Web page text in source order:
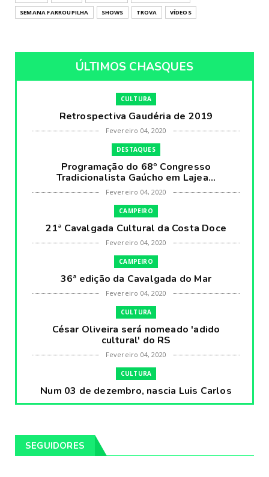
SEMANA FARROUPILHA
SHOWS TROVA VÍDEOS
ÚLTIMOS CHASQUES
CULTURA
Retrospectiva Gaudéria de 2019
Fevereiro 04, 2020
DESTAQUES
Programação do 68º Congresso
Tradicionalista Gaúcho em Lajea...
Fevereiro 04, 2020
CAMPEIRO
21ª Cavalgada Cultural da Costa Doce
Fevereiro 04, 2020
CAMPEIRO
36ª edição da Cavalgada do Mar
Fevereiro 04, 2020
CULTURA
César Oliveira será nomeado 'adido
cultural' do RS
Fevereiro 04, 2020
CULTURA
Num 03 de dezembro, nascia Luis Carlos
Prestes, o Cavaleiro ...
Pintores da Temática Gauchesca - parte
SEGUIDORES